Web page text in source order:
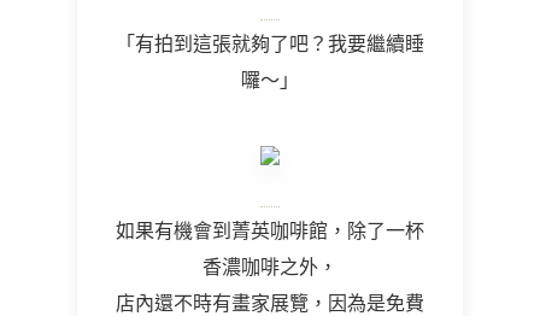
「有拍到這張就夠了吧？我要繼續睡
囉～」
如果有機會到菁英咖啡館，除了一杯
香濃咖啡之外，
店內還不時有畫家展覽，因為是免費